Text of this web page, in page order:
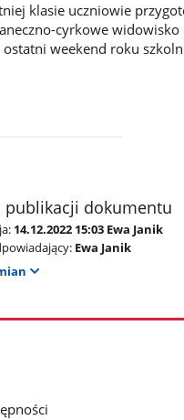
klasie uczniowie
cyrkowe
weekend roku
publikacji dokumentu
14.12.2022 15:03 Ewa Janik
Ewa Janik